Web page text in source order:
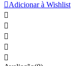
Adicionar à Wishlist




